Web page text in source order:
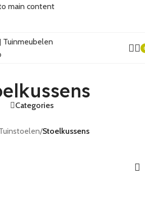
main content
Categories
/Stoelkussens